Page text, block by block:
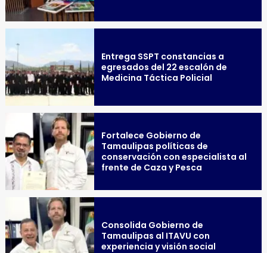
Entrega SSPT constancias a
egresados del 22 escalón de
Medicina Táctica Policial
Fortalece Gobierno de
Tamaulipas políticas de
conservación con especialista al
frente de Caza y Pesca
Consolida Gobierno de
Tamaulipas al ITAVU con
experiencia y visión social